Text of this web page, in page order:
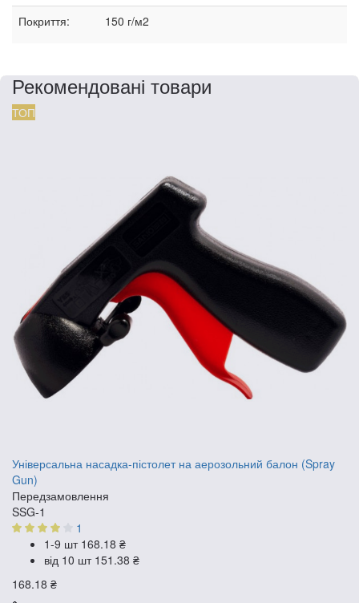
Покриття: 150 г/м2
Рекомендовані товари
ТОП
Універсальна насадка-пістолет на аерозольний балон (Spray
Gun)
Передзамовлення
SSG-1
1
1-9 шт 168.18 ₴
від 10 шт 151.38 ₴
168.18 ₴